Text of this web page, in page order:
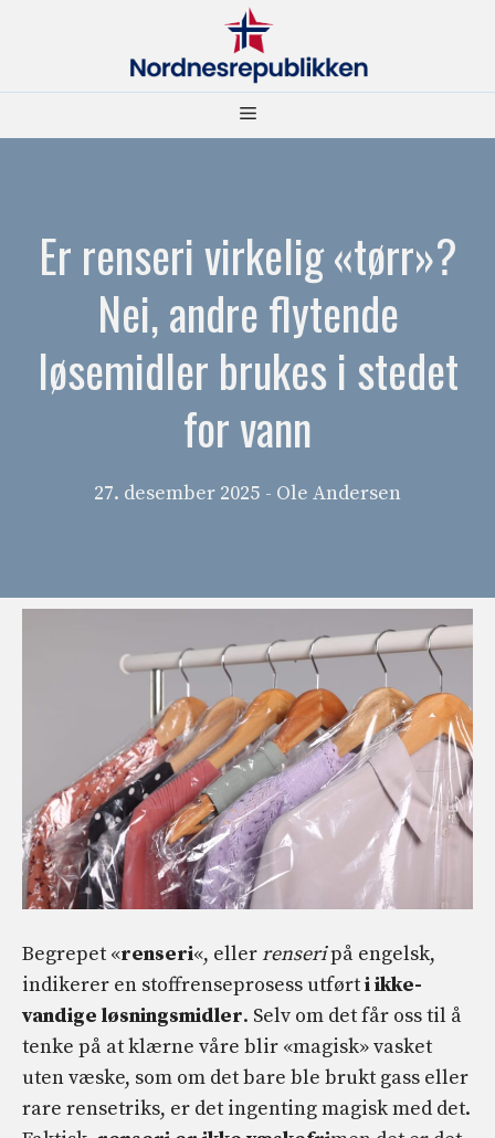
Meny
Er renseri virkelig «tørr»?
Nei, andre flytende
løsemidler brukes i stedet
for vann
27. desember 2025 - Ole Andersen
Begrepet «renseri«, ellerrenseripå engelsk,
indikerer en stoffrenseprosess utførti ikke-
vandige løsningsmidler. Selv om det får oss til å
tenke på at klærne våre blir «magisk» vasket
uten væske, som om det bare ble brukt gass eller
rare rensetriks, er det ingenting magisk med det.